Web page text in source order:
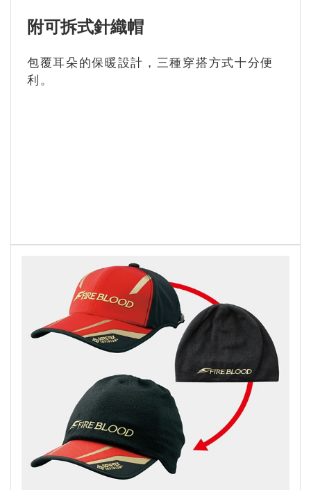
附可拆式針織帽
包覆耳朵的保暖設計，三種穿搭方式十分便
利。